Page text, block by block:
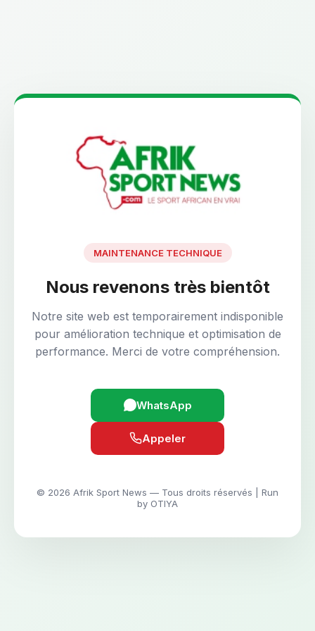
MAINTENANCE TECHNIQUE
Nous revenons très bientôt
Notre site web est temporairement indisponible
pour amélioration technique et optimisation de
performance. Merci de votre compréhension.
WhatsApp
Appeler
© 2026 Afrik Sport News — Tous droits réservés | Run
by OTIYA